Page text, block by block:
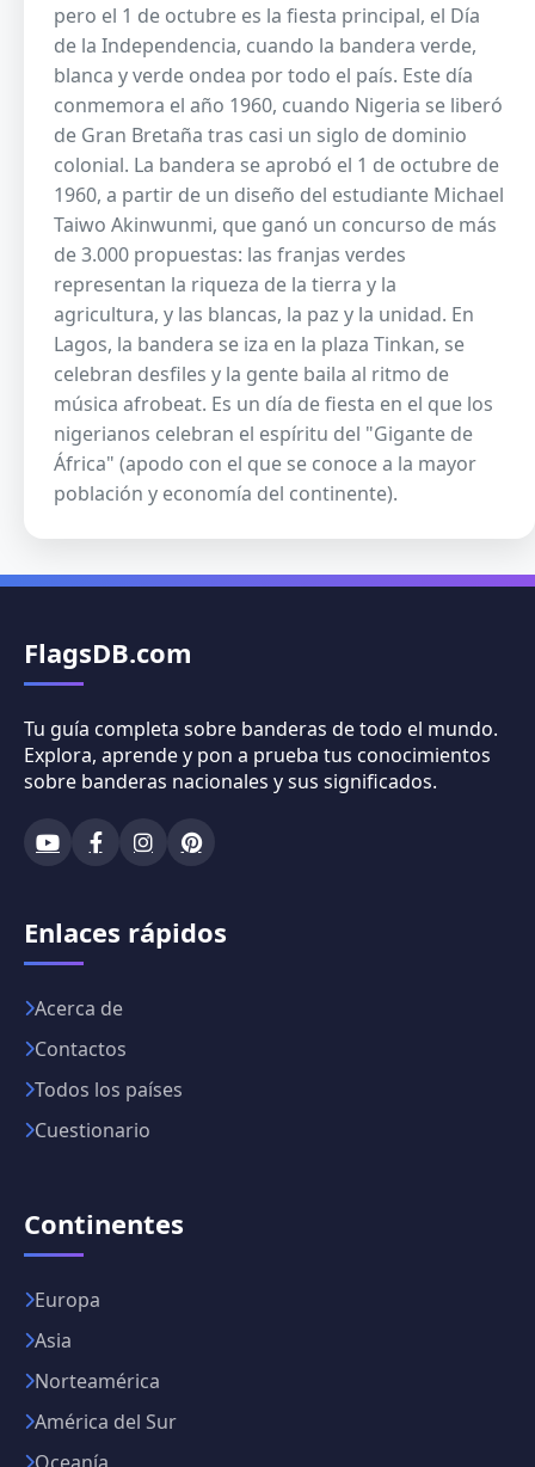
pero el 1 de octubre es la fiesta principal, el Día
de la Independencia, cuando la bandera verde,
blanca y verde ondea por todo el país. Este día
conmemora el año 1960, cuando Nigeria se liberó
de Gran Bretaña tras casi un siglo de dominio
colonial. La bandera se aprobó el 1 de octubre de
1960, a partir de un diseño del estudiante Michael
Taiwo Akinwunmi, que ganó un concurso de más
de 3.000 propuestas: las franjas verdes
representan la riqueza de la tierra y la
agricultura, y las blancas, la paz y la unidad. En
Lagos, la bandera se iza en la plaza Tinkan, se
celebran desfiles y la gente baila al ritmo de
música afrobeat. Es un día de fiesta en el que los
nigerianos celebran el espíritu del "Gigante de
África" (apodo con el que se conoce a la mayor
población y economía del continente).
FlagsDB.com
Tu guía completa sobre banderas de todo el mundo.
Explora, aprende y pon a prueba tus conocimientos
sobre banderas nacionales y sus significados.
Enlaces rápidos
Acerca de
Contactos
Todos los países
Cuestionario
Continentes
Europa
Asia
Norteamérica
América del Sur